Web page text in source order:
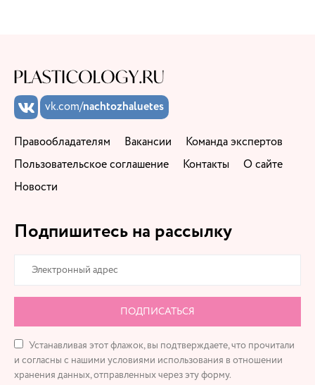
vk.com/nachtozhaluetes
Правообладателям Вакансии
Команда экспертов
Пользовательское соглашение
Контакты
О сайте
Новости
Подпишитесь на рассылку
ПОДПИСАТЬСЯ
Устанавливая этот флажок, вы подтверждаете, что прочитали
и согласны с нашими условиями использования в отношении
хранения данных, отправленных через эту форму.